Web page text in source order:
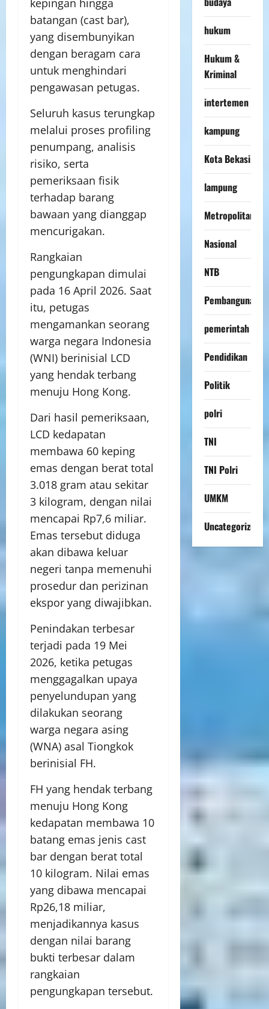
kepingan hingga
batangan (cast bar),
yang disembunyikan
dengan beragam cara
untuk menghindari
pengawasan petugas.
Seluruh kasus terungkap
melalui proses profiling
penumpang, analisis
risiko, serta
pemeriksaan fisik
terhadap barang
bawaan yang dianggap
mencurigakan.
Rangkaian
pengungkapan dimulai
pada 16 April 2026. Saat
itu, petugas
mengamankan seorang
warga negara Indonesia
(WNI) berinisial LCD
yang hendak terbang
menuju Hong Kong.
Dari hasil pemeriksaan,
LCD kedapatan
membawa 60 keping
emas dengan berat total
3.018 gram atau sekitar
3 kilogram, dengan nilai
mencapai Rp7,6 miliar.
Emas tersebut diduga
akan dibawa keluar
negeri tanpa memenuhi
prosedur dan perizinan
ekspor yang diwajibkan.
Penindakan terbesar
terjadi pada 19 Mei
2026, ketika petugas
menggagalkan upaya
penyelundupan yang
dilakukan seorang
warga negara asing
(WNA) asal Tiongkok
berinisial FH.
FH yang hendak terbang
menuju Hong Kong
kedapatan membawa 10
batang emas jenis cast
bar dengan berat total
10 kilogram. Nilai emas
yang dibawa mencapai
Rp26,18 miliar,
menjadikannya kasus
dengan nilai barang
bukti terbesar dalam
rangkaian
pengungkapan tersebut.
hukum
Hukum &
Kriminal
intertemen
kampung
Kota Bekasi
lampung
Metropolitan
Nasional
NTB
Pembangunan
pemerintah
Pendidikan
Politik
polri
TNI
TNI Polri
UMKM
Uncategorized